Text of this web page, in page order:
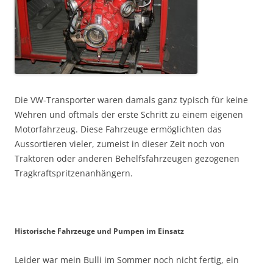
Die VW-Transporter waren damals ganz typisch für keine
Wehren und oftmals der erste Schritt zu einem eigenen
Motorfahrzeug. Diese Fahrzeuge ermöglichten das
Aussortieren vieler, zumeist in dieser Zeit noch von
Traktoren oder anderen Behelfsfahrzeugen gezogenen
Tragkraftspritzenanhängern.
Historische Fahrzeuge und Pumpen im Einsatz
Leider war mein Bulli im Sommer noch nicht fertig, ein